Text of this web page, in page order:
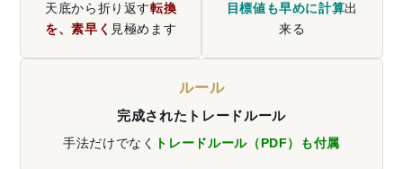
天底から折り返す転換
を、素早く 見極めます
目標値も早めに計算出
来る
ルール
完成されたトレードルール
手法だけでなく トレードルール（PDF）も付属